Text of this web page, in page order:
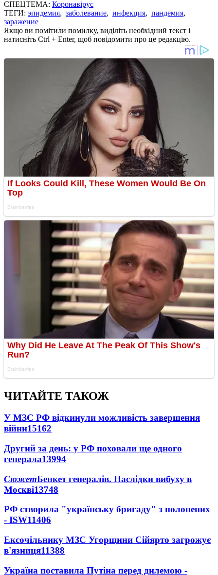
СПЕЦТЕМА: Коронавірус
ТЕГИ: эпидемия, заболевание, инфекция, пандемия,
заражение
Якщо ви помітили помилку, виділіть необхідний текст і
натисніть Ctrl + Enter, щоб повідомити про це редакцію.
ЧИТАЙТЕ ТАКОЖ
У МЗС РФ відкинули можливість завершення
війни15162
Другий за день: у РФ поховали ще одного
генерала13994
СюжетБенкет генералів. Наслідки вибуху в
Москві13748
РФ створила "українську бригаду" з полонених
- ISW11406
Ексочільнику МЗС Угорщини Сійярто загрожує
в'язниця11388
Україна поставила Путіна перед дилемою -